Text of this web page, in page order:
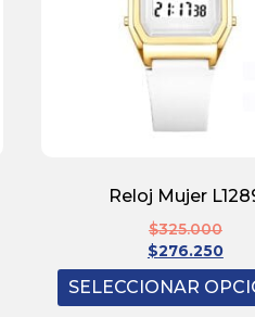
Reloj Mujer
$325.000
$276.250
SELECCIONAR